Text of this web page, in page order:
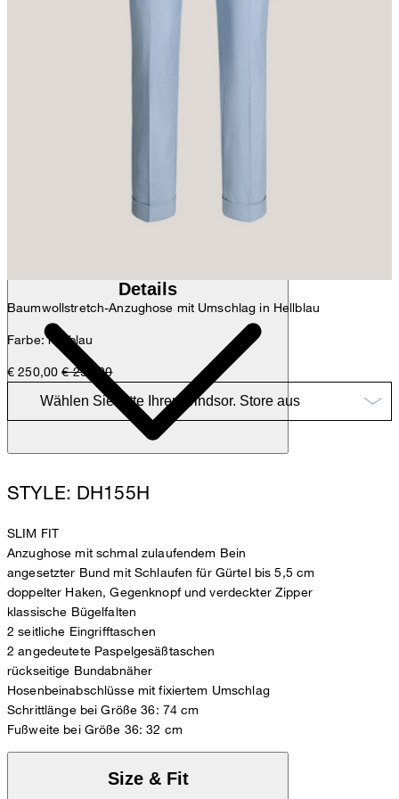
Baumwollstretch-Anzughose mit Umschlag in Hellblau
Farbe: hellblau
€ 250,00 € 299,00
Details
STYLE: DH155H
SLIM FIT
Anzughose mit schmal zulaufendem Bein
angesetzter Bund mit Schlaufen für Gürtel bis 5,5 cm
doppelter Haken, Gegenknopf und verdeckter Zipper
klassische Bügelfalten
2 seitliche Eingrifftaschen
2 angedeutete Paspelgesäßtaschen
rückseitige Bundabnäher
Hosenbeinabschlüsse mit fixiertem Umschlag
Schrittlänge bei Größe 36: 74 cm
Fußweite bei Größe 36: 32 cm
Size & Fit